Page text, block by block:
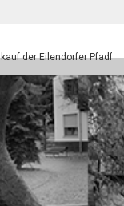
der Eilendorfer Pfadfinder